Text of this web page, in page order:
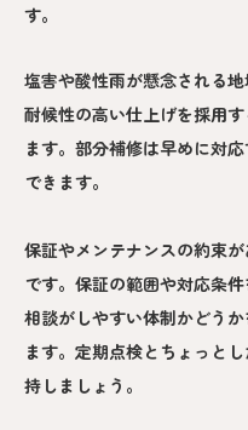
す。
塩害や酸性雨が懸念される
耐候性の高い仕上げを採用
ます。部分補修は早めに対
できます。
保証やメンテナンスの約束
です。保証の範囲や対応条
相談がしやすい体制かどう
ます。定期点検とちょっと
持しましょう。